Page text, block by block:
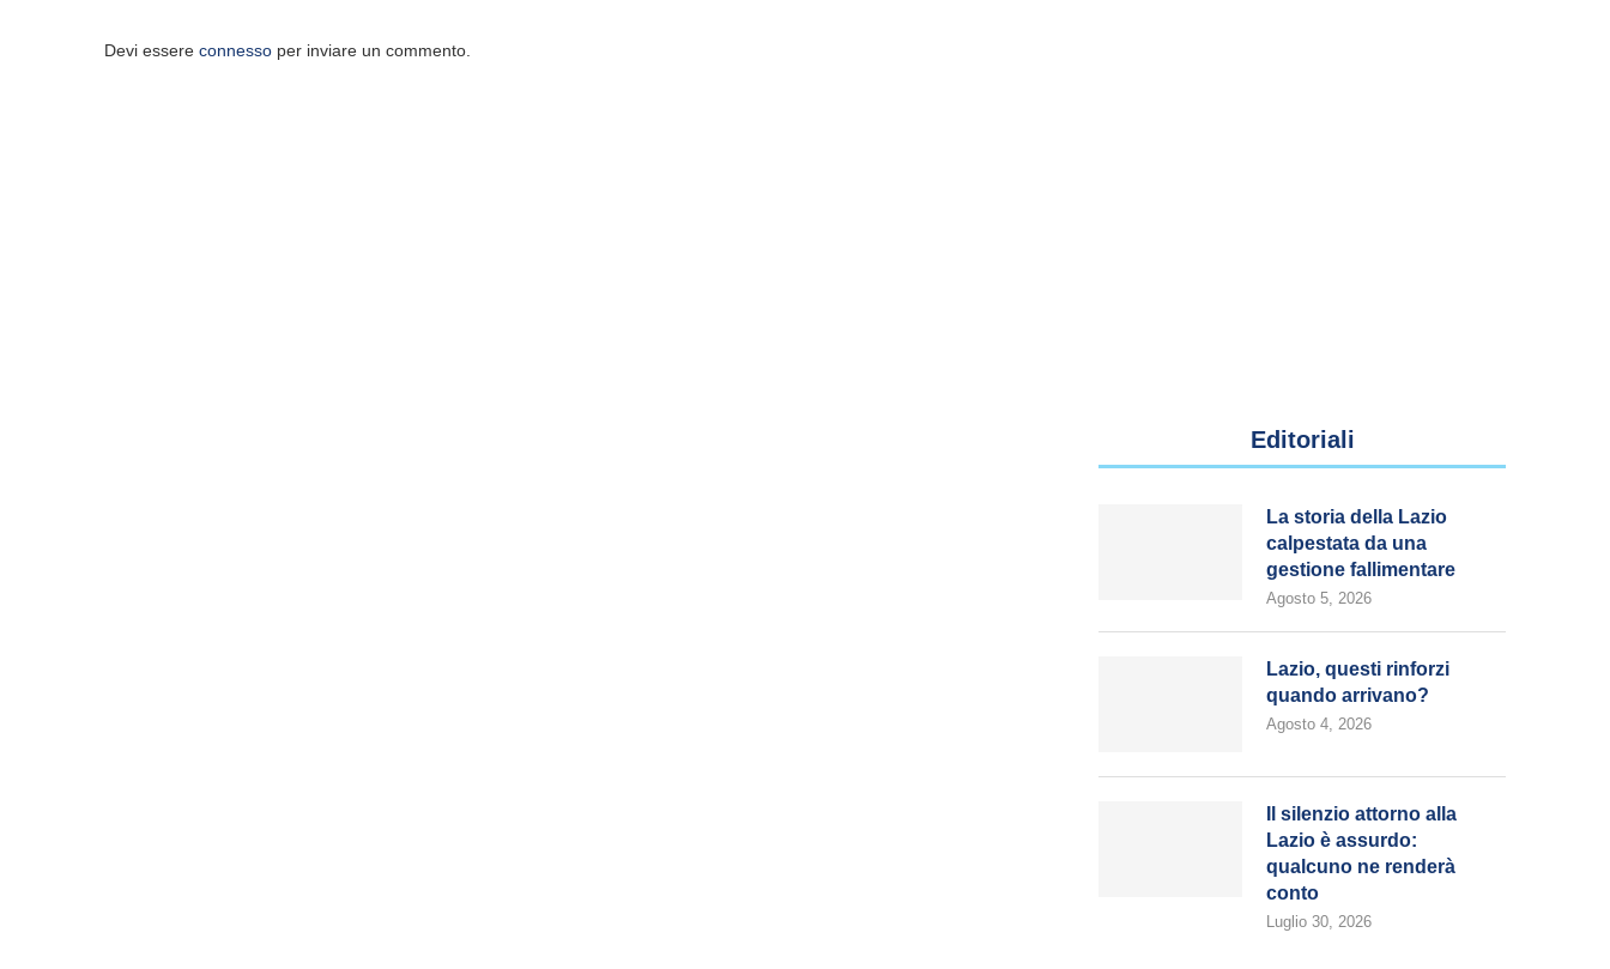
Devi essere connesso per inviare un commento.
Editoriali
La storia della Lazio
calpestata da una
gestione fallimentare
Agosto 5, 2026
Lazio, questi rinforzi
quando arrivano?
Agosto 4, 2026
Il silenzio attorno alla
Lazio è assurdo:
qualcuno ne renderà
conto
Luglio 30, 2026